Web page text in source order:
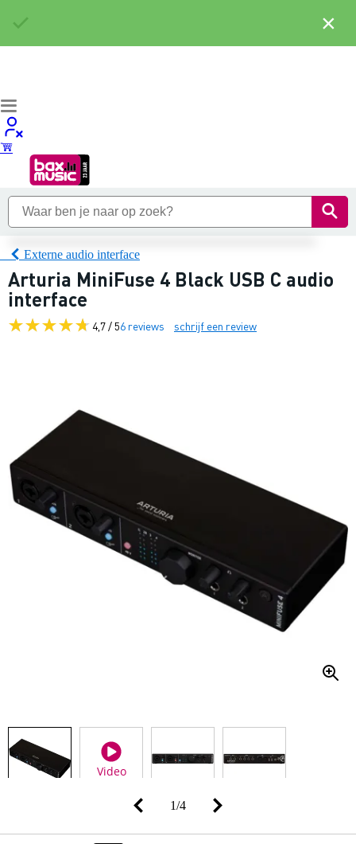
Externe audio interface
Arturia MiniFuse 4 Black USB C audio
interface
4,7 / 56 reviews schrijf een review
Video
1/4
×